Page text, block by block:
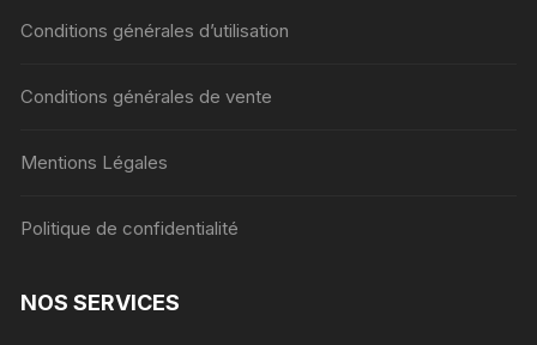
Conditions générales d’utilisation
Conditions générales de vente
Mentions Légales
Politique de confidentialité
NOS SERVICES